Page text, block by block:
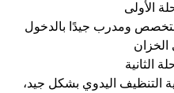
الأولى
ومدرب جيدًا بالدخول
الخزان
الثانية
التنظيف اليدوي بشكل جيد،